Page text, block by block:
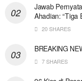
Jawab
Ahadian: “Tiga
20 SHARES
BREAKING
7 SHARES